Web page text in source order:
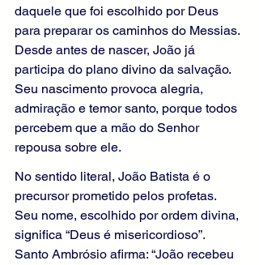
daquele que foi escolhido por Deus
para preparar os caminhos do Messias.
Desde antes de nascer, João já
participa do plano divino da salvação.
Seu nascimento provoca alegria,
admiração e temor santo, porque todos
percebem que a mão do Senhor
repousa sobre ele.
No sentido literal, João Batista é o
precursor prometido pelos profetas.
Seu nome, escolhido por ordem divina,
significa “Deus é misericordioso”.
Santo Ambrósio afirma: “João recebeu